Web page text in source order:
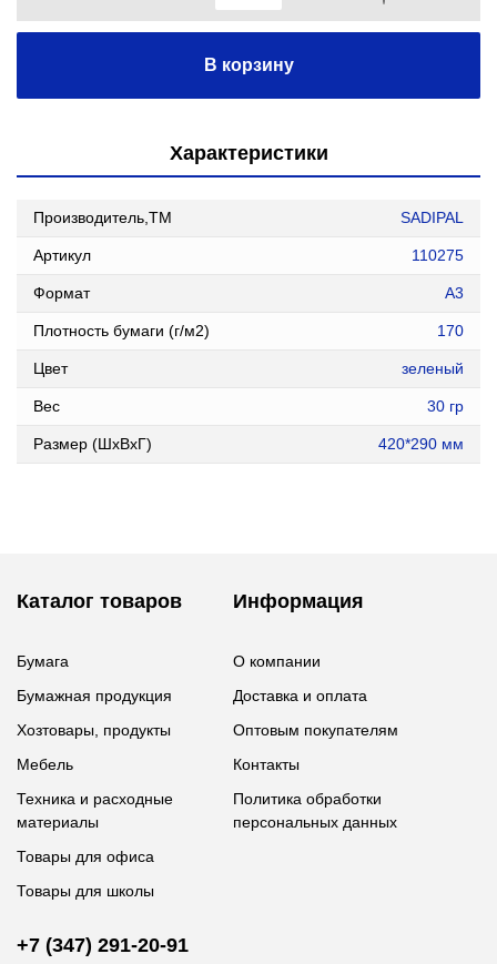
В корзину
Характеристики
Производитель,ТМ SADIPAL
Артикул 110275
Формат A3
Плотность бумаги (г/м2) 170
Цвет зеленый
Вес 30 гр
Размер (ШxВxГ) 420*290 мм
Каталог товаров
Бумага
Бумажная продукция
Хозтовары, продукты
Мебель
Техника и расходные
материалы
Товары для офиса
Товары для школы
Информация
О компании
Доставка и оплата
Оптовым покупателям
Контакты
Политика обработки
персональных данных
+7 (347) 291-20-91